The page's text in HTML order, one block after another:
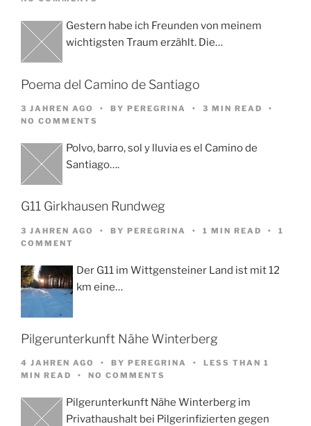
Gestern habe ich Freunden von meinem
wichtigsten Traum erzählt. Die…
Poema del Camino de Santiago
3 JAHREN AGO BY PEREGRINA
3 MIN READ
NO COMMENTS
Polvo, barro, sol y lluvia es el Camino de
Santiago….
G11 Girkhausen Rundweg
3 JAHREN AGO BY PEREGRINA 1 MIN READ
1
COMMENT
Der G11 im Wittgensteiner Land ist mit 12
km eine…
Pilgerunterkunft Nähe Winterberg
4 JAHREN AGO BY PEREGRINA
LESS THAN 1
MIN READ
NO COMMENTS
Pilgerunterkunft Nähe Winterberg im
Privathaushalt bei Pilgerinfizierten gegen